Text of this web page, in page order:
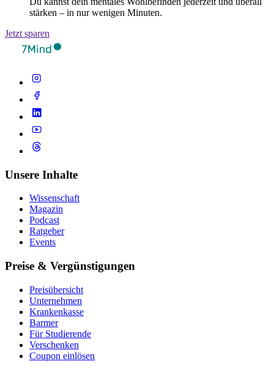
stärken – in nur wenigen Minuten.
Jetzt sparen
Unsere Inhalte
Wissenschaft
Magazin
Podcast
Ratgeber
Events
Preise & Vergünstigungen
Preisübersicht
Unternehmen
Krankenkasse
Barmer
Für Studierende
Ver­schen­ken
Coupon einlösen